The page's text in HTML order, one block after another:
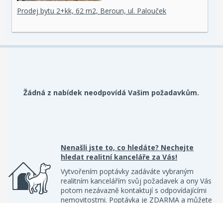
Prodej bytu 2+kk, 62 m2, Beroun, ul. Palouček
Žádná z nabídek neodpovídá Vašim požadavkům.
Nenašli jste to, co hledáte? Nechejte
hledat realitní kanceláře za Vás!
Vytvořením poptávky zadáváte vybraným
realitním kancelářím svůj požadavek a ony Vás
potom nezávazně kontaktují s odpovídajícími
nemovitostmi. Poptávka je ZDARMA a můžete